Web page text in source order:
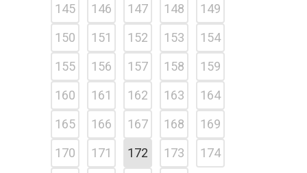
145
146 147 148
149
150
151 152 153
154
155
156 157 158
159
160
161 162 163
164
165
166 167 168
169
170
171 172 173
174